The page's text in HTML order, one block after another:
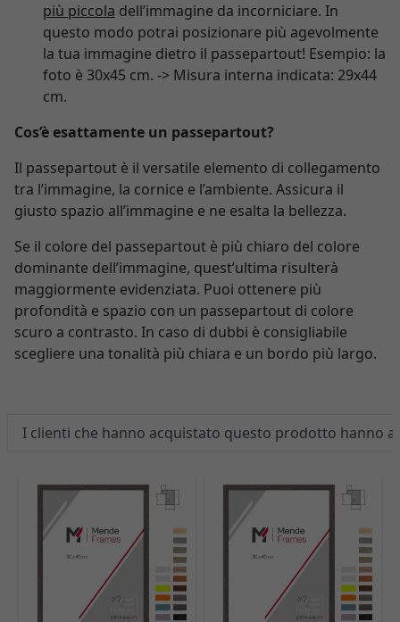
più piccola dell’immagine da incorniciare. In
questo modo potrai posizionare più agevolmente
la tua immagine dietro il passepartout! Esempio: la
foto è 30x45 cm. -> Misura interna indicata: 29x44
cm.
Cos’è esattamente un passepartout?
Il passepartout è il versatile elemento di collegamento
tra l’immagine, la cornice e l’ambiente. Assicura il
giusto spazio all’immagine e ne esalta la bellezza.
Se il colore del passepartout è più chiaro del colore
dominante dell’immagine, quest’ultima risulterà
maggiormente evidenziata. Puoi ottenere più
profondità e spazio con un passepartout di colore
scuro a contrasto. In caso di dubbi è consigliabile
scegliere una tonalità più chiara e un bordo più largo.
I clienti che hanno acquistato questo prodotto hanno